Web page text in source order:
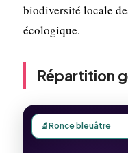
biodiversité locale
écologique.
Répartition